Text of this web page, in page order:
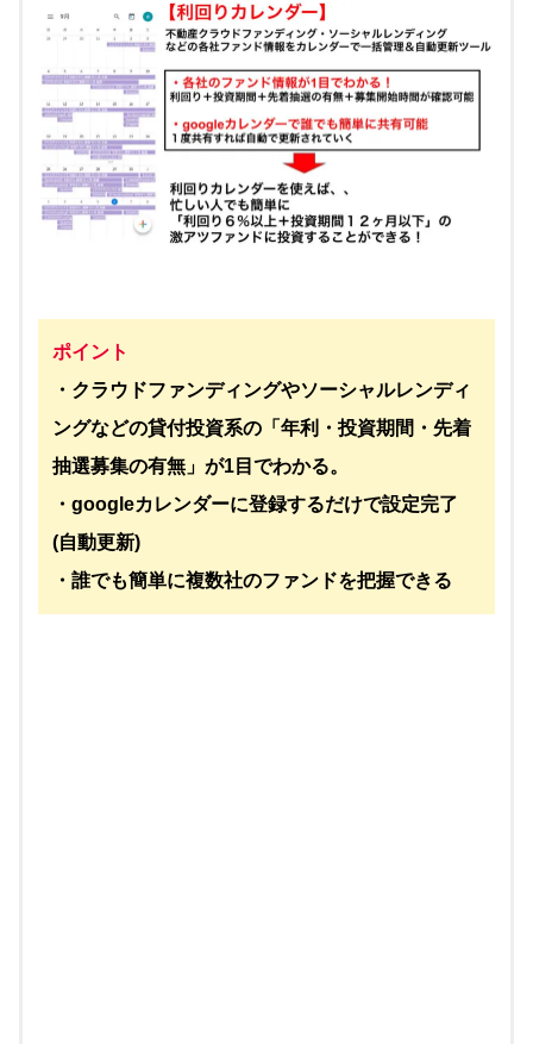
ポイント
・クラウドファンディングやソーシャルレンディ
ングなどの貸付投資系の「年利・投資期間・先着
抽選募集の有無」が1目でわかる。
・googleカレンダーに登録するだけで設定完了
(自動更新)
・誰でも簡単に複数社のファンドを把握できる